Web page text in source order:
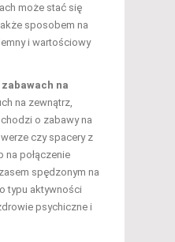
może stać się
sposobem na
i wartościowy
zabawach na
na zewnątrz,
o zabawy na
czy spacery z
na połączenie
spędzonym na
typu aktywności
psychiczne i